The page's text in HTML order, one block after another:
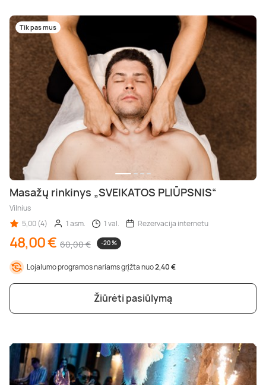
Tik pas mus
Masažų rinkinys „SVEIKATOS PLIŪPSNIS“
Vilnius
5,00 (4)
1 asm. 1 val. Rezervacija internetu
48,00 € 60,00 € -20 %
Lojalumo programos nariams grįžta nuo2,40 €
Žiūrėti pasiūlymą